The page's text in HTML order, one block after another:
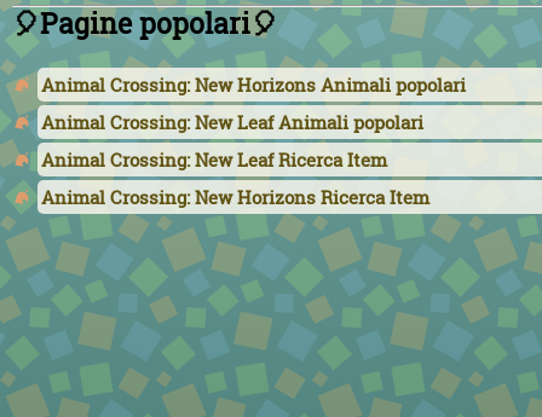
🎈Pagine popolari🎈
Animal Crossing: New Horizons Animali popolari
Animal Crossing: New Leaf Animali popolari
Animal Crossing: New Leaf Ricerca Item
Animal Crossing: New Horizons Ricerca Item